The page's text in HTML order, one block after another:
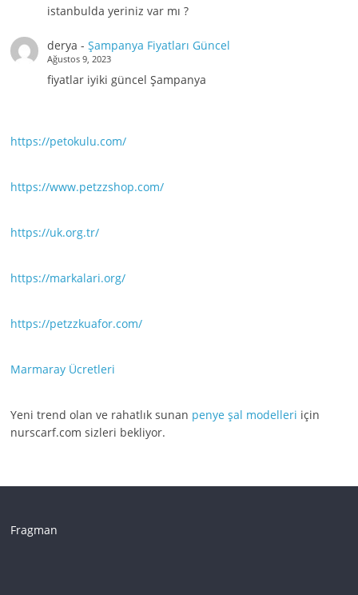
istanbulda yeriniz var mı ?
derya - Şampanya Fiyatları Güncel
Ağustos 9, 2023
fiyatlar iyiki güncel Şampanya
https://petokulu.com/
https://www.petzzshop.com/
https://uk.org.tr/
https://markalari.org/
https://petzzkuafor.com/
Marmaray Ücretleri
Yeni trend olan ve rahatlık sunan penye şal modelleri için
nurscarf.com sizleri bekliyor.
Fragman